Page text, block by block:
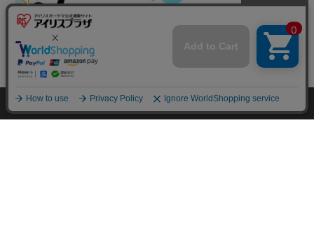
在庫切れ mail_outline入荷したらメールでお知らせ
HOME 探す ログイン お気に入り お知らせ